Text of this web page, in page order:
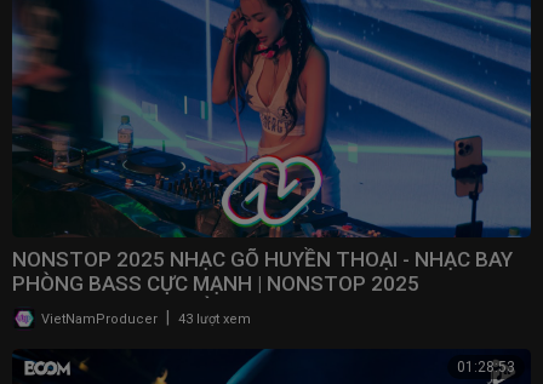
NONSTOP 2025 NHẠC GÕ HUYỀN THOẠI - NHẠC BAY
PHÒNG BASS CỰC MẠNH | NONSTOP 2025
VINAHOUSE BAY PHÒNG
VietNamProducer 43 lượt xem
01:28:53